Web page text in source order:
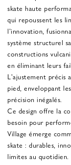
skate haute
qui repoussent les
l'innovation,
système structurel
constructions
en éliminant leurs
L'ajustement précis
pied, enveloppant
précision inégalés.
Ce design offre la
besoin pour
Village émerge
skate : durables,
limites au quotidien.